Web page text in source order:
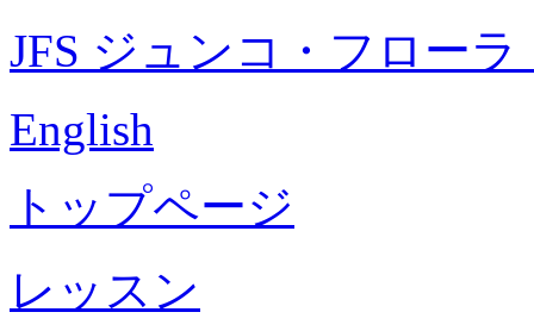
JFS ジュンコ・フロー
English
トップページ
レッスン